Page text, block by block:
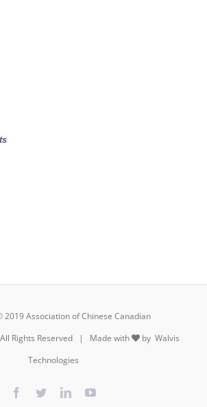
2019 Association of Chinese Canadian
Rights Reserved | Made with
by Walvis
Technologies
Facebook
TwitterLinkedInYouTube